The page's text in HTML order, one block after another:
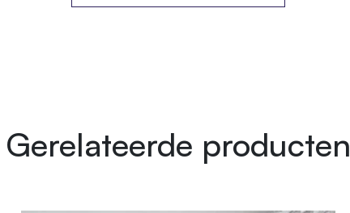
Gerelateerde producten